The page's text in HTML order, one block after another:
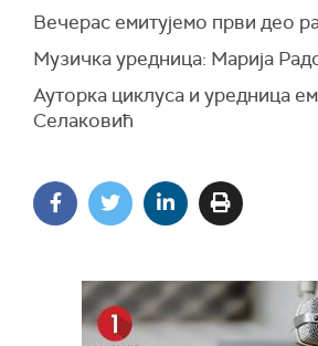
Вечерас емитујемо први део
Музичка уредница: Марија
Ауторка циклуса и уредница
Селаковић